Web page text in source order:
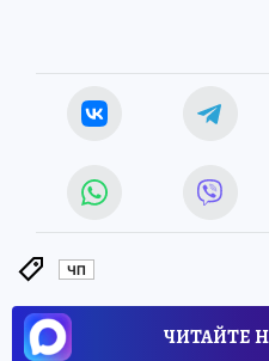
ЧП
ЧИТАЙТЕ